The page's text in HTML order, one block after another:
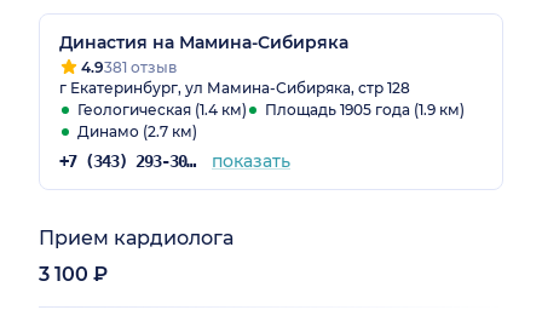
Династия на Мамина-Сибиряка
4.9381 отзыв
г Екатеринбург, ул Мамина-Сибиряка, стр 128
Геологическая (1.4 км)
Площадь 1905 года (1.9 км)
Динамо (2.7 км)
+7 (343) 293-30-81 показать
Прием кардиолога
3 100 ₽